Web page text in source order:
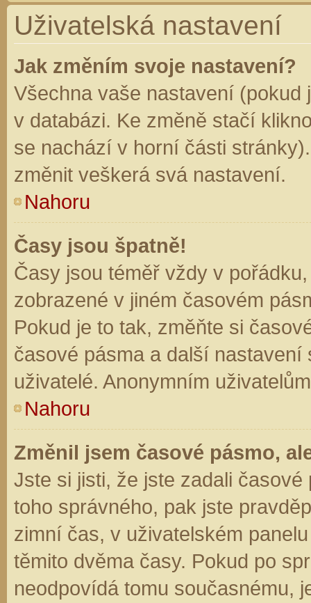
Uživatelská nastavení
Jak změním svoje nastavení?
Všechna vaše nastavení (pokud
v databázi. Ke změně stačí
se nachází v horní části
změnit veškerá svá nastavení.
Nahoru
Časy jsou špatně!
Časy jsou téměř vždy v
zobrazené v jiném časovém
Pokud je to tak, změňte si
časové pásma a další
uživatelé. Anonymním
Nahoru
Změnil jsem časové pásmo,
Jste si jisti, že jste zadali
toho správného, pak jste
zimní čas, v uživatelském
těmito dvěma časy. Pokud po
neodpovídá tomu současnému,